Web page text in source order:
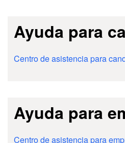
Ayuda para
Centro de asistencia para
Ayuda para
Centro de asistencia para